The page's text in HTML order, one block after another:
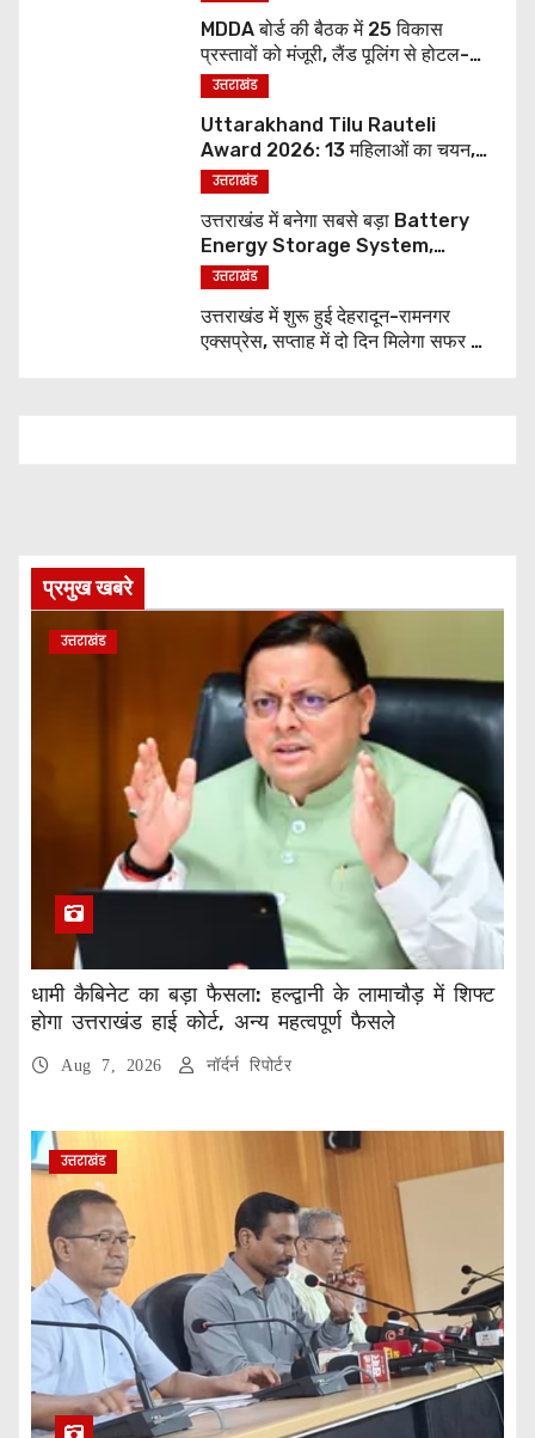
MDDA बोर्ड की बैठक में 25 विकास
प्रस्तावों को मंजूरी, लैंड पूलिंग से होटल-
पर्यटन परियोजनाओं को मिलेगी रफ्तार
उत्तराखंड
Uttarakhand Tilu Rauteli
Award 2026: 13 महिलाओं का चयन,
8 अगस्त को सीएम धामी करेंगे सम्मानित
उत्तराखंड
उत्तराखंड में बनेगा सबसे बड़ा Battery
Energy Storage System,
UJVNL लगाएगा 352 करोड़ का प्रोजेक्ट
उत्तराखंड
उत्तराखंड में शुरू हुई देहरादून-रामनगर
एक्सप्रेस, सप्ताह में दो दिन मिलेगा सफर का
प्रमुख खबरे
उत्तराखंड
धामी कैबिनेट का बड़ा फैसला: हल्द्वानी के लामाचौड़ में शिफ्ट
होगा उत्तराखंड हाई कोर्ट, अन्य महत्वपूर्ण फैसले
Aug 7, 2026 नॉर्दर्न रिपोर्टर
उत्तराखंड